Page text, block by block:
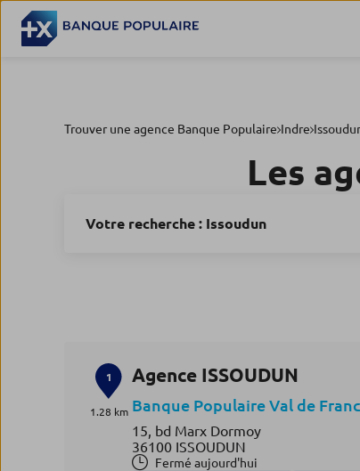
Trouver une agence Banque Populaire Indre
Les
Votre recherche : Issoudun
1
1.28 km
Agence ISSOUDUN
Banque Populaire Val de
15, bd Marx Dormoy
36100 ISSOUDUN
Fermé aujourd'hui